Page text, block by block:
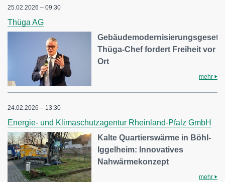
25.02.2026 – 09:30
Thüga AG
Gebäudemodernisierungsgesetz:
Thüga-Chef fordert Freiheit vor
Ort
mehr
24.02.2026 – 13:30
Energie- und Klimaschutzagentur Rheinland-Pfalz GmbH
Kalte Quartierswärme in Böhl-
Iggelheim: Innovatives
Nahwärmekonzept
mehr